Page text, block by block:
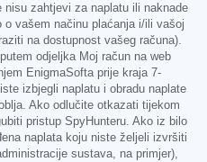
zahtjevi za naplatu ili naknade
vašem načinu plaćanja i/ili vašoj
na dostupnost vašeg računa).
odjeljka Moj račun na web
EnigmaSofta prije kraja 7-
izbjegli naplatu i obradu naplate
Ako odlučite otkazati tijekom
pristup SpyHunteru. Ako iz bilo
naplata koju niste željeli izvršiti
sustava, na primjer),